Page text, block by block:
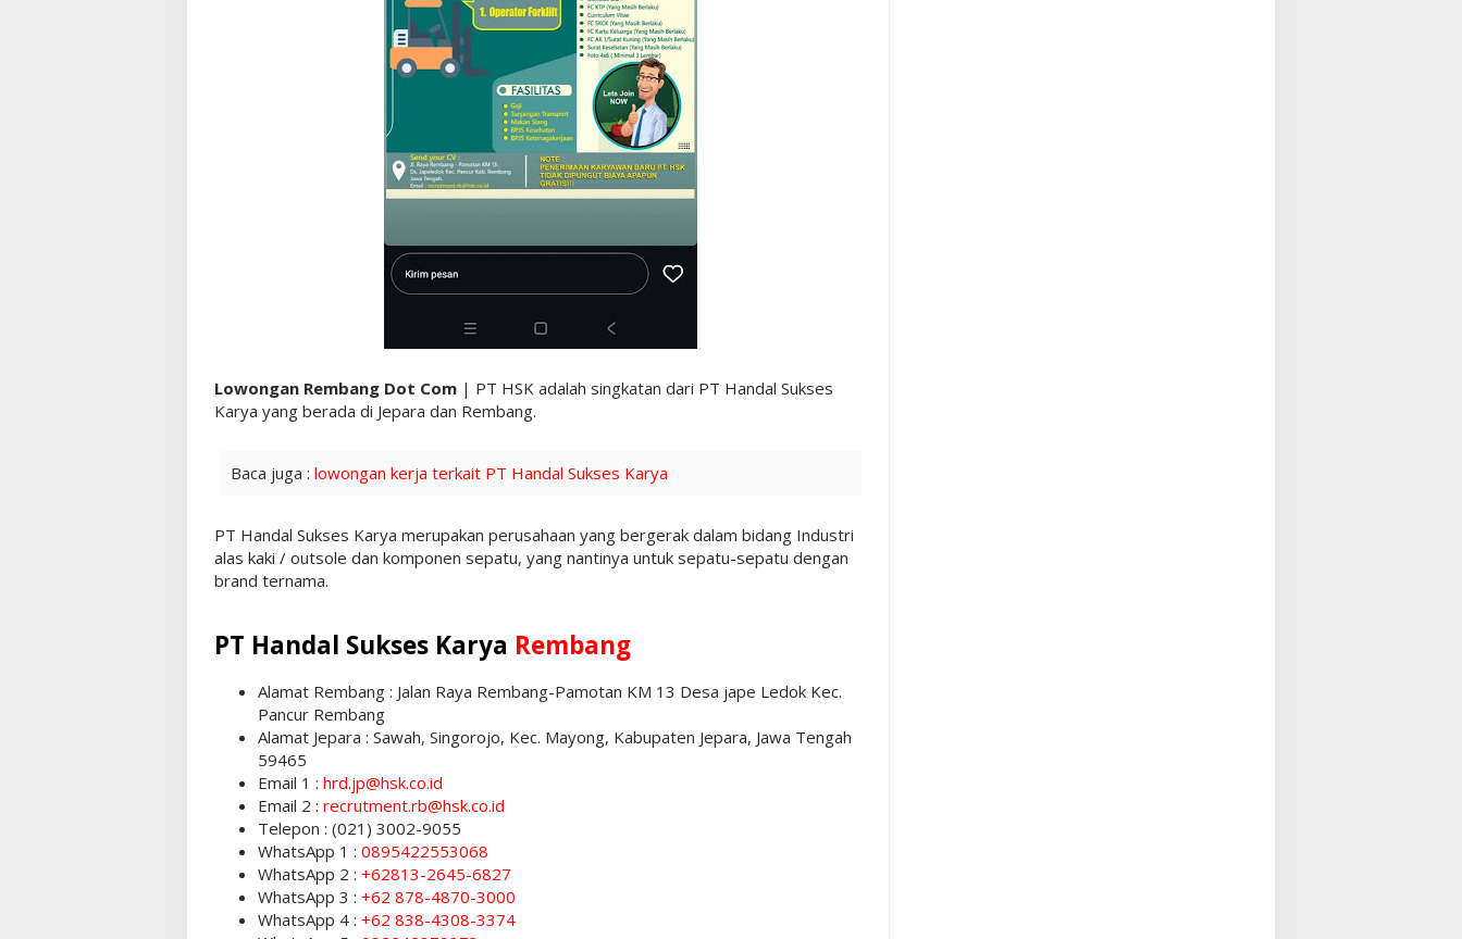
Lowongan Rembang Dot Com | PT HSK adalah singkatan dari PT Handal Sukses
Karya yang berada di Jepara dan Rembang.
Baca juga : lowongan kerja terkait PT Handal Sukses Karya
PT Handal Sukses Karya merupakan perusahaan yang bergerak dalam bidang Industri
alas kaki / outsole dan komponen sepatu, yang nantinya untuk sepatu-sepatu dengan
brand ternama.
PT Handal Sukses Karya Rembang
Alamat Rembang : Jalan Raya Rembang-Pamotan KM 13 Desa jape Ledok Kec.
Pancur Rembang
Alamat Jepara : Sawah, Singorojo, Kec. Mayong, Kabupaten Jepara, Jawa Tengah
59465
Email 1 : hrd.jp@hsk.co.id
Email 2 : recrutment.rb@hsk.co.id
Telepon : (021) 3002-9055
WhatsApp 1 : 0895422553068
WhatsApp 2 : +62813-2645-6827
WhatsApp 3 : +62 878-4870-3000
WhatsApp 4 : +62 838-4308-3374